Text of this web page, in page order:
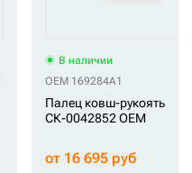
В наличии
OEM 169284A1
Палец ковш-рукоять
СК-0042852 OEM
от 16 695 руб